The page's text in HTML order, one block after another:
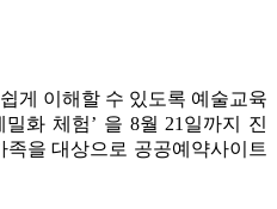
게 이해할 수 있도록 예술교육
화 체험’ 을 8월 21일까지 진
을 대상으로 공공예약사이트